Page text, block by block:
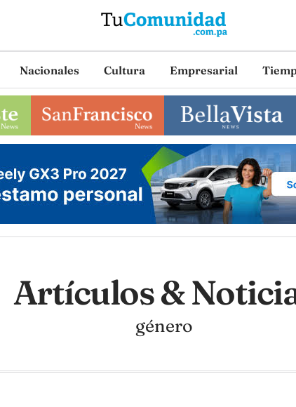
Nacionales Cultura Empresarial
Artículos &
género